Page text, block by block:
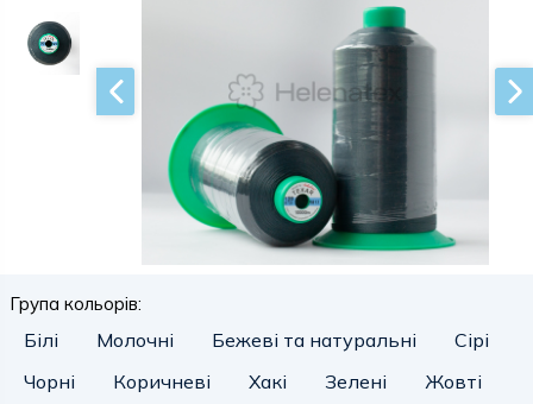
Група кольорів:
Білі Молочні Бежеві та натуральні
Сірі
Чорні
Коричневі Хакі Зелені
Жовті